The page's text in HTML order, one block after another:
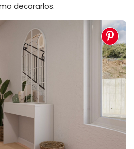
decorarlos.